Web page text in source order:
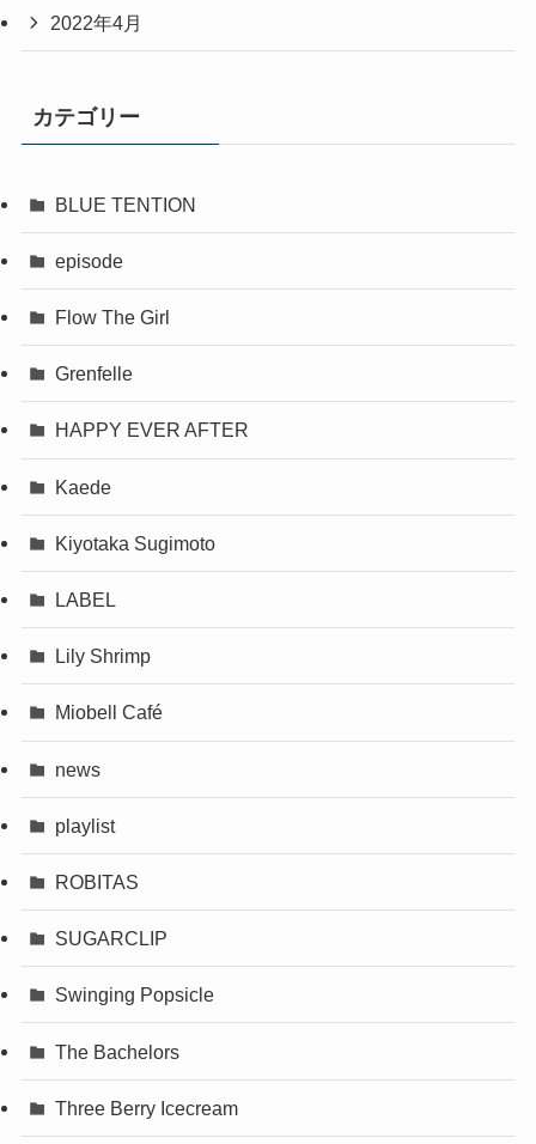
2022年4月
カテゴリー
BLUE TENTION
episode
Flow The Girl
Grenfelle
HAPPY EVER AFTER
Kaede
Kiyotaka Sugimoto
LABEL
Lily Shrimp
Miobell Café
news
playlist
ROBITAS
SUGARCLIP
Swinging Popsicle
The Bachelors
Three Berry Icecream